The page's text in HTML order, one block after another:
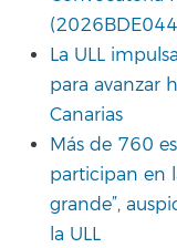
La ULL
para avanzar
Canarias
Más de 760
participan en
grande”,
la ULL